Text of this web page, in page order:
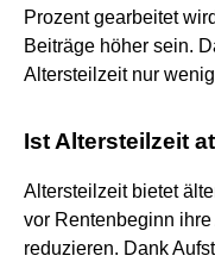
Prozent gearbeitet
Beiträge höher sein.
Altersteilzeit nur
Ist Altersteilzeit
Altersteilzeit bietet
vor Rentenbeginn
reduzieren. Dank